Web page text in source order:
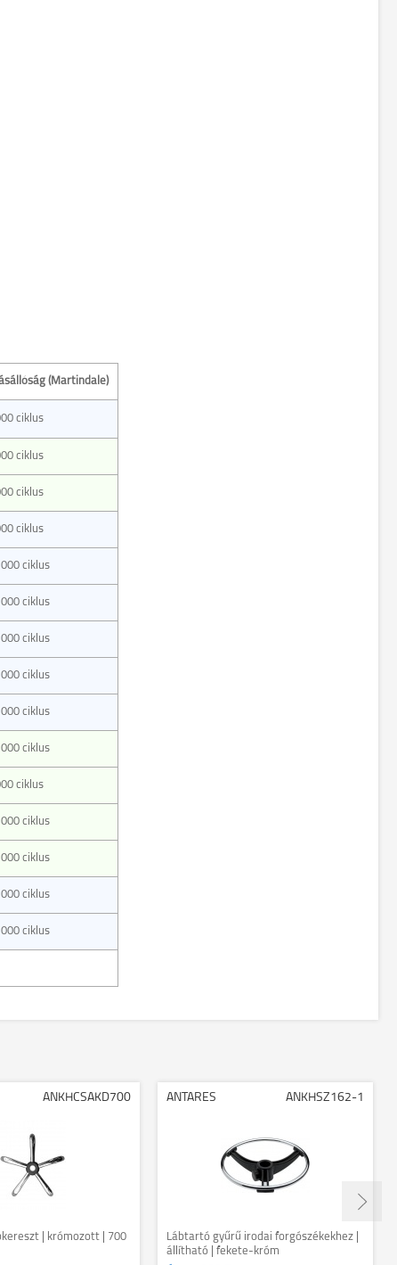
(Martindale)
ciklus
ciklus
ciklus
ciklus
ciklus
ciklus
ciklus
ciklus
ciklus
ciklus
ciklus
ciklus
ciklus
ciklus
ciklus
ANKHCSAKD700
| krómozott | 700
ANTARES ANKHSZ162-1
Lábtartó gyűrű irodai forgószékekhez |
állítható | fekete-króm